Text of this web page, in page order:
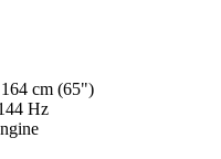
cm (65")
Hz